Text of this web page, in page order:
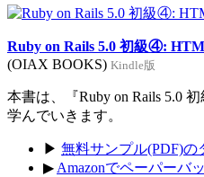
Ruby on Rails 5.0 初級④:
(OIAX BOOKS) Kindle版
本書は、『Ruby on Rails 5.0
学んでいきます。
▶ 無料サンプル(PDF)の
▶ Amazonでペーパーバ